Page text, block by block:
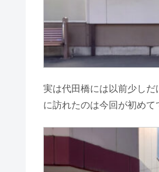
実は代田橋には以前少し
に訪れたのは今回が初めて